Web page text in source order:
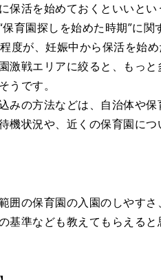
保活を始めておくといいとい
育園探しを始めた時期”に
度が、妊娠中から保活を始
激戦エリアに絞ると、もっ
うです。
みの方法などは、自治体や
機状況や、近くの保育園に
囲の保育園の入園のしやす
基準なども教えてもらえる